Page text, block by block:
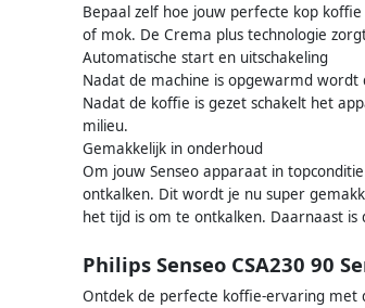
Bepaal zelf hoe jouw perfecte kop
of mok. De Crema plus technologie
Automatische start en uitschakeling
Nadat de machine is opgewarmd
Nadat de koffie is gezet schakelt het
milieu.
Gemakkelijk in onderhoud
Om jouw Senseo apparaat in
ontkalken. Dit wordt je nu super
het tijd is om te ontkalken. Daarnaast
Philips Senseo CSA230 90
Ontdek de perfecte koffie-ervaring met